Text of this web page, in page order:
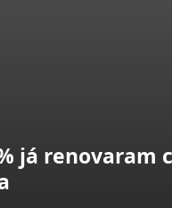
já renovaram